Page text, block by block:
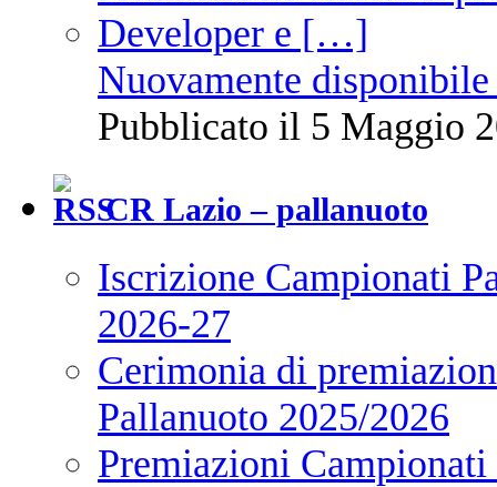
Nuovamente
Pubblicato il 5 Maggio
CR Lazio – pallanuoto
Iscrizione Campionati
2026-27
Cerimonia di
Pallanuoto 2025/2026
Premiazioni